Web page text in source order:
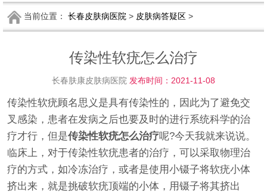
当前位置： 长春皮肤病医院> 皮肤病答疑区>
传染性软疣怎么治疗
长春肤康皮肤病医院 发布时间：2021-11-08
传染性软疣顾名思义是具有传染性的，因此为了避免交
叉感染，患者在发病之后也要及时的进行系统科学的治
疗才行，但是传染性软疣怎么治疗呢?今天我就来说说。
临床上，对于传染性软疣患者的治疗，可以采取物理治
疗的方式，如冷冻治疗，或者是使用小镊子将软疣小体
挤出来，就是挑破软疣顶端的小体，用镊子将其挤出